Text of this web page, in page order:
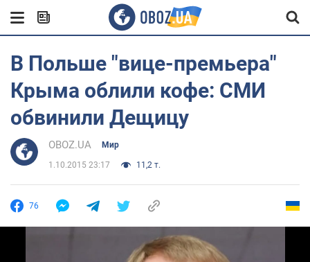
В Польше "вице-премьера"
Крыма облили кофе: СМИ
обвинили Дещицу
OBOZ.UA Мир
1.10.2015 23:17 11,2 т.
76